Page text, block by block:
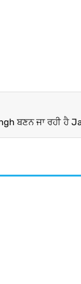
ਬਣਨ ਜਾ ਰਹੀ ਹੈ